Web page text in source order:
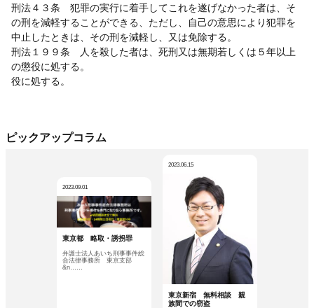
刑法４３条 犯罪の実行に着手してこれを遂げなかった者は、そ
の刑を減軽することができる、ただし、自己の意思により犯罪を
中止したときは、その刑を減軽し、又は免除する。
刑法１９９条 人を殺した者は、死刑又は無期若しくは５年以上
の懲役に処する。
役に処する。
ピックアップコラム
2023.09.01
東京都 略取・誘拐罪
弁護士法人あいち刑事事件総
合法律事務所 東京支部
&n……
2023.06.15
東京新宿 無料相談 親
族間での窃盗